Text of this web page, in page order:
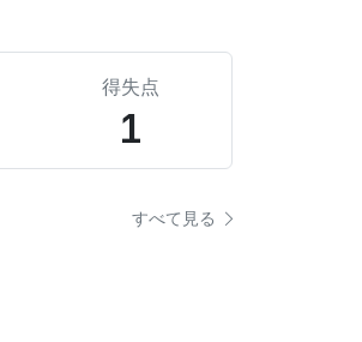
得失点
1
すべて見る